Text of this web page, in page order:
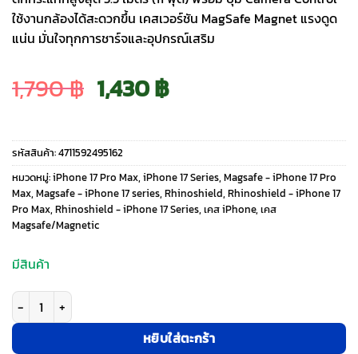
ใช้งานกล้องได้สะดวกขึ้น เคสเวอร์ชัน MagSafe Magnet แรงดูด
แน่น มั่นใจทุกการชาร์จและอุปกรณ์เสริม
1,790฿ Original
price
was:
1,790 ฿.
1,430฿Current
price
is:
1,430 ฿.
รหัสสินค้า:4711592495162
หมวดหมู่:iPhone 17 Pro Max, iPhone 17 Series, Magsafe - iPhone 17 Pro
Max, Magsafe - iPhone 17 series, Rhinoshield, Rhinoshield - iPhone 17
Pro Max, Rhinoshield - iPhone 17 Series, เคส iPhone, เคส
Magsafe/Magnetic
มีสินค้า
จำนวน Rhinoshield รุ่น Solid X (MagSafe) - เคส iPhone 17 Pro Max - สี
หยิบใส่ตะกร้า